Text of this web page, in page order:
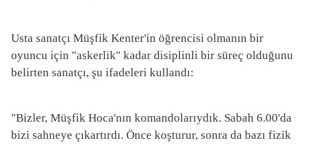
Usta sanatçı Müşfik Kenter'in öğrencisi olmanın bir
oyuncu için "askerlik" kadar disiplinli bir süreç olduğunu
belirten sanatçı, şu ifadeleri kullandı:
"Bizler, Müşfik Hoca'nın komandolarıydık. Sabah 6.00'da
bizi sahneye çıkartırdı. Önce koşturur, sonra da bazı fizik